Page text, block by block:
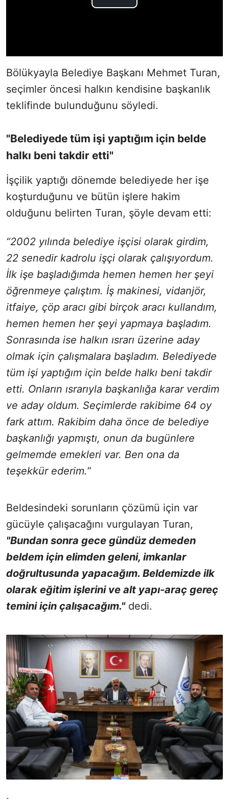
Bölükyayla Belediye Başkanı Mehmet Turan,
seçimler öncesi halkın kendisine başkanlık
teklifinde bulunduğunu söyledi.
"Belediyede tüm işi yaptığım için belde
halkı beni takdir etti"
İşçilik yaptığı dönemde belediyede her işe
koşturduğunu ve bütün işlere hakim
olduğunu belirten Turan, şöyle devam etti:
“2002 yılında belediye işçisi olarak girdim,
22 senedir kadrolu işçi olarak çalışıyordum.
İlk işe başladığımda hemen hemen her şeyi
öğrenmeye çalıştım. İş makinesi, vidanjör,
itfaiye, çöp aracı gibi birçok aracı kullandım,
hemen hemen her şeyi yapmaya başladım.
Sonrasında ise halkın ısrarı üzerine aday
olmak için çalışmalara başladım. Belediyede
tüm işi yaptığım için belde halkı beni takdir
etti. Onların ısrarıyla başkanlığa karar verdim
ve aday oldum. Seçimlerde rakibime 64 oy
fark attım. Rakibim daha önce de belediye
başkanlığı yapmıştı, onun da bugünlere
gelmemde emekleri var. Ben ona da
teşekkür ederim.”
Beldesindeki sorunların çözümü için var
gücüyle çalışacağını vurgulayan Turan,
"Bundan sonra gece gündüz demeden
beldem için elimden geleni, imkanlar
doğrultusunda yapacağım. Beldemizde ilk
olarak eğitim işlerini ve alt yapı-araç gereç
temini için çalışacağım."dedi.